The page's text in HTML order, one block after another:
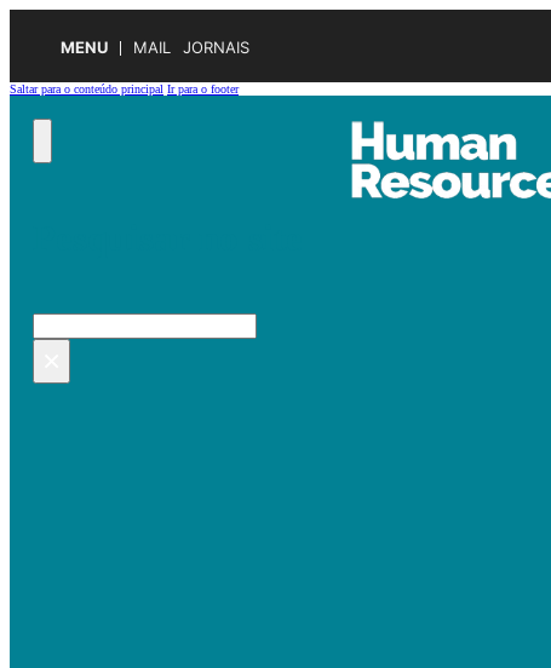
MENU MAIL JORNAIS
Saltar para o conteúdo principal Ir para o footer
Pesquisar